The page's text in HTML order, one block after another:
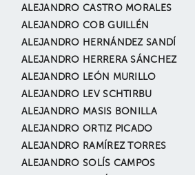
ALEJANDRO CASTRO MORALES
ALEJANDRO COB GUILLÉN
ALEJANDRO HERNÁNDEZ SANDÍ
ALEJANDRO HERRERA SÁNCHEZ
ALEJANDRO LEÓN MURILLO
ALEJANDRO LEV SCHTIRBU
ALEJANDRO MASIS BONILLA
ALEJANDRO ORTIZ PICADO
ALEJANDRO RAMÍREZ TORRES
ALEJANDRO SOLÍS CAMPOS